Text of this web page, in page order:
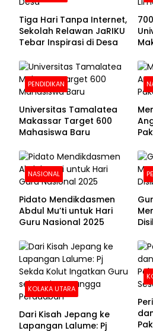
Tiga Hari Tanpa Internet,
Sekolah Relawan JaRIKU
Tebar Inspirasi di Desa
PENDIDIKAN
Universitas Tamalatea
Makassar Target 600
Mahasiswa Baru
NASIONAL
Pidato Mendikdasmen
Abdul Mu’ti untuk Hari
Guru Nasional 2025
KOLAKA UTARA
Dari Kisah Jepang ke
Lapangan Lalume: Pj